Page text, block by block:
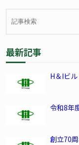
最新記事
H＆Iビ
令和8年
創立70